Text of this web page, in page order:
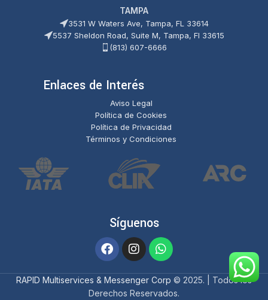
TAMPA
3531 W Waters Ave, Tampa, FL 33614
5537 Sheldon Road, Suite M, Tampa, Fl 33615
(813) 607-6666
Enlaces de Interés
Aviso Legal
Política de Cookies
Política de Privacidad
Términos y Condiciones
Síguenos
RAPID Multiservices & Messenger Corp © 2025. | Todos los
Derechos Reservados.